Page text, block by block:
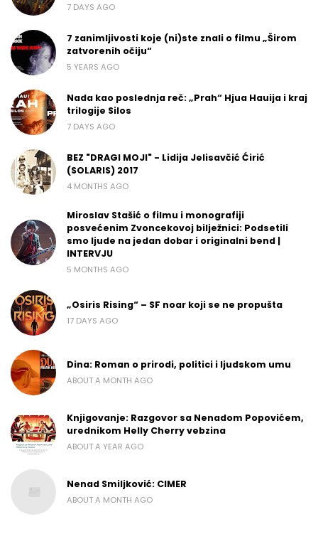
7 DAYS AGO
7 zanimljivosti koje (ni)ste znali o filmu „Širom
zatvorenih očiju“
5 YEARS AGO
Nada kao poslednja reč: „Prah“ Hjua Hauija i kraj
trilogije Silos
7 DAYS AGO
BEZ "DRAGI MOJI" - Lidija Jelisavčić Ćirić
(SOLARIS) 2017
4 MONTHS AGO
Miroslav Stašić o filmu i monografiji
posvećenim Zvoncekovoj bilježnici: Podsetili
smo ljude na jedan dobar i originalni bend |
INTERVJU
5 MONTHS AGO
„Osiris Rising“ – SF noar koji se ne propušta
17 DAYS AGO
Dina: Roman o prirodi, politici i ljudskom umu
ABOUT A MONTH AGO
Knjigovanje: Razgovor sa Nenadom Popovićem,
urednikom Helly Cherry vebzina
ABOUT A YEAR AGO
Nenad Smiljković: CIMER
ABOUT A MONTH AGO